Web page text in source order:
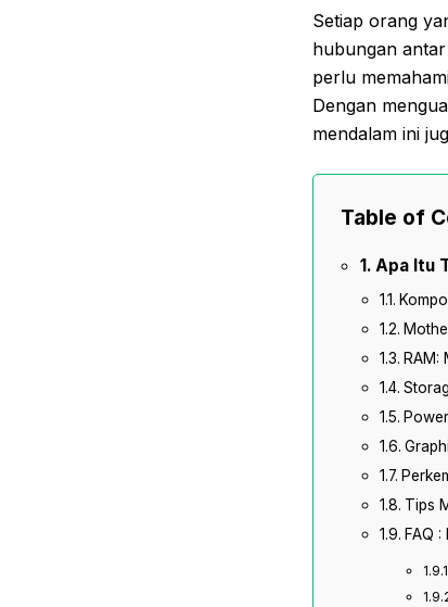
Setiap orang
hubungan
perlu
Dengan
mendalam ini
Table of
Apa Itu
RAM:
Tips
FAQ